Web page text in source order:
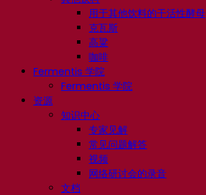
用于其他饮料的干活性酵母
克瓦斯
高粱
咖啡
Fermentis 学院
Fermentis 学院
资源
知识中心
专家见解
常见问题解答
视频
网络研讨会的录音
文档